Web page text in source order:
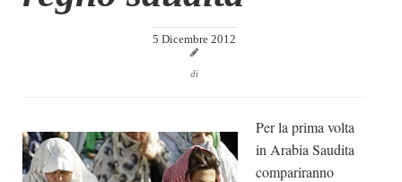
Archivio
5 Dicembre 2012
di
Per la prima volta
in Arabia Saudita
compariranno